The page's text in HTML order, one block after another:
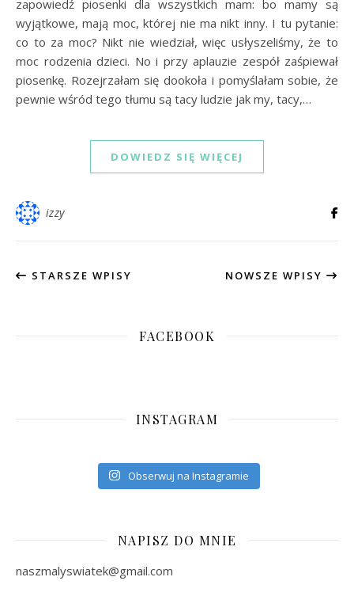
zapowiedź piosenki dla wszystkich mam: bo mamy są
wyjątkowe, mają moc, której nie ma nikt inny. I tu pytanie:
co to za moc? Nikt nie wiedział, więc usłyszeliśmy, że to
moc rodzenia dzieci. No i przy aplauzie zespół zaśpiewał
piosenkę. Rozejrzałam się dookoła i pomyślałam sobie, że
pewnie wśród tego tłumu są tacy ludzie jak my, tacy,…
DOWIEDZ SIĘ WIĘCEJ
izzy
STARSZE WPISY NOWSZE WPISY
FACEBOOK
INSTAGRAM
Obserwuj na Instagramie
NAPISZ DO MNIE
naszmalyswiatek@gmail.com